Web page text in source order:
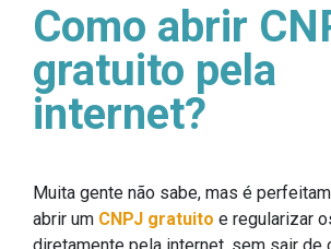
Como abrir
gratuito pela
internet?
Muita gente não sabe, mas é
abrir um CNPJ gratuito e regularizar